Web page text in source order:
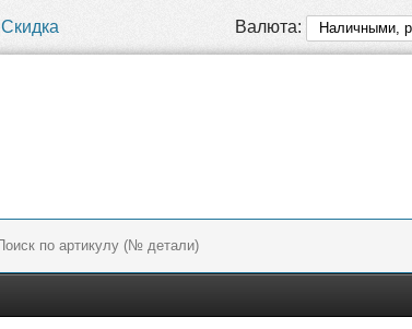
Скидка Валюта: